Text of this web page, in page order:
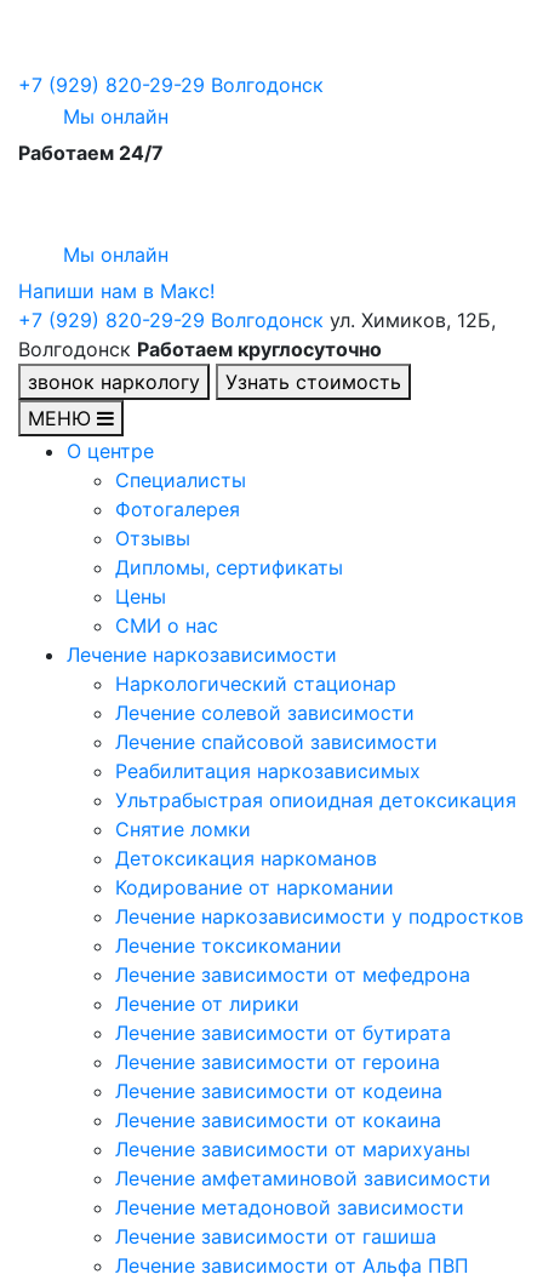
+7 (929) 820-29-29 Волгодонск
Мы онлайн
Работаем 24/7
Мы онлайн
Напиши нам в Maкс!
+7 (929) 820-29-29 Волгодонск ул. Химиков, 12Б,
Волгодонск Работаем круглосуточно
звонок наркологу
Узнать стоимость
МЕНЮ
О центре
Специалисты
Фотогалерея
Отзывы
Дипломы, сертификаты
Цены
СМИ о нас
Лечение наркозависимости
Наркологический стационар
Лечение солевой зависимости
Лечение спайсовой зависимости
Реабилитация наркозависимых
Ультрабыстрая опиоидная детоксикация
Снятие ломки
Детоксикация наркоманов
Кодирование от наркомании
Лечение наркозависимости у подростков
Лечение токсикомании
Лечение зависимости от мефедрона
Лечение от лирики
Лечение зависимости от бутирата
Лечение зависимости от героина
Лечение зависимости от кодеина
Лечение зависимости от кокаина
Лечение зависимости от марихуаны
Лечение амфетаминовой зависимости
Лечение метадоновой зависимости
Лечение зависимости от гашиша
Лечение зависимости от Альфа ПВП